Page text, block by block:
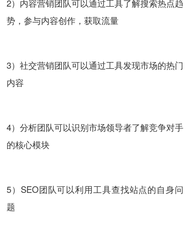
2）内容营销团队可以通过工具了解搜索热点趋
势，参与内容创作，获取流量
3）社交营销团队可以通过工具发现市场的热门
内容
4）分析团队可以识别市场领导者了解竞争对手
的核心模块
5）SEO团队可以利用工具查找站点的自身问
题